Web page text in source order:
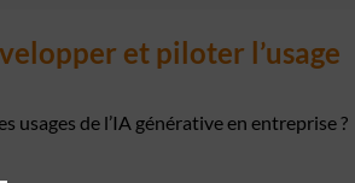
et piloter l’usage
comment sécuriser, développer et piloter les usages de l’IA générative en entreprise ?